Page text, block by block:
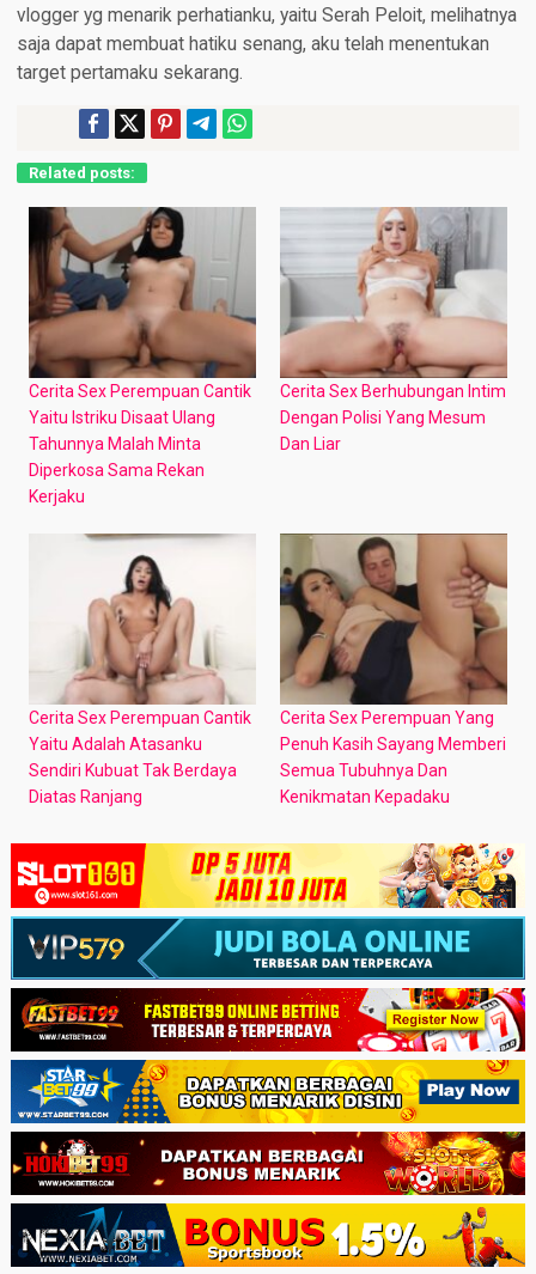
vlogger yg menarik perhatianku, yaitu Serah Peloit, melihatnya
saja dapat membuat hatiku senang, aku telah menentukan
target pertamaku sekarang.
Related posts:
Cerita Sex Perempuan Cantik
Yaitu Istriku Disaat Ulang
Tahunnya Malah Minta
Diperkosa Sama Rekan
Kerjaku
Cerita Sex Berhubungan Intim
Dengan Polisi Yang Mesum
Dan Liar
Cerita Sex Perempuan Cantik
Yaitu Adalah Atasanku
Sendiri Kubuat Tak Berdaya
Diatas Ranjang
Cerita Sex Perempuan Yang
Penuh Kasih Sayang Memberi
Semua Tubuhnya Dan
Kenikmatan Kepadaku